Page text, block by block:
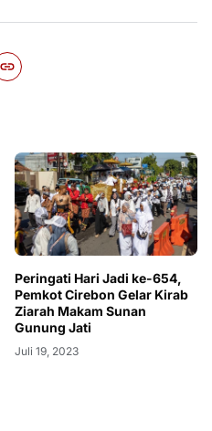
Peringati Hari Jadi ke-654,
Pemkot Cirebon Gelar Kirab
Ziarah Makam Sunan
Gunung Jati
Juli 19, 2023